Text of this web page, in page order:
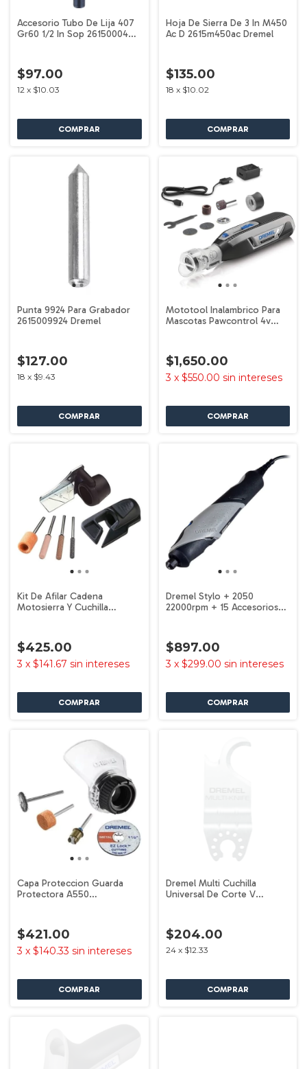
Accesorio Tubo De Lija 407
Gr60 1/2 In Sop 2615000407
$97.00
12 x $10.03
Hoja De Sierra De 3 In M450
Ac D 2615m450ac Dremel
$135.00
18 x $10.02
Punta 9924 Para Grabador
2615009924 Dremel
$127.00
18 x $9.43
Mototool Inalambrico Para
Mascotas Pawcontrol 4v
$1,650.00
3 x $550.00 sin intereses
Kit De Afilar Cadena
Motosierra Y Cuchilla
$425.00
3 x $141.67 sin intereses
Dremel Stylo + 2050
22000rpm + 15 Accesorios
$897.00
3 x $299.00 sin intereses
Capa Proteccion Guarda
Protectora A550
$421.00
3 x $140.33 sin intereses
Dremel Multi Cuchilla
Universal De Corte V
$204.00
24 x $12.33